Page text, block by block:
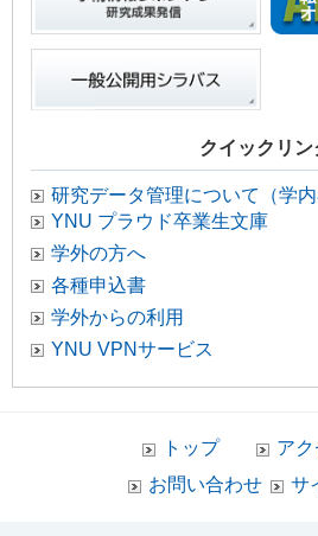
クイックリン
研究データ管理について（学内
YNU プラウド卒業生文庫
学外の方へ
各種申込書
学外からの利用
YNU VPNサービス
トップ
ア
お問い合わせ
サ